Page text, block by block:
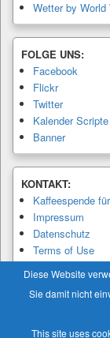
Wetter by World
FOLGE UNS:
Facebook
Flickr
Twitter
Kalender Scripte
Banner
KONTAKT:
Kaffeespende
Impressum
Datenschutz
Terms of Use
Privacy Policy
Copyright ©
Diese Website
Sie damit nicht
This site uses